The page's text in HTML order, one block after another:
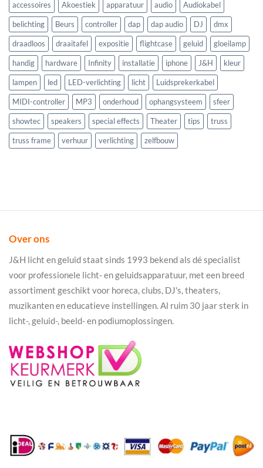
accessoires Akoestiek apparatuur audio Audiokabel
belichting Beurs controller dap dap audio DJ dmx
draadloos draaitafel expositie flightcase geluid gloeilamp
handig hardware Infinity installatie iphone J&H kleur
lampen led LED-verlichting licht Luidsprekerkabel
MIDI-controller MP3 onderhoud ophangsysteem sfeer
showtec speakers special effects Theater tips truss
truss frame verhuur verlichting zelfbouw
Over ons
J&H licht en geluid staat sinds 1993 bekend als dé specialist
voor professionele licht- en geluidsapparatuur, met een breed
assortiment geschikt voor horeca, clubs, DJ's, theaters,
muzikanten en educatieve instellingen. Al ruim 30 jaar sterk in
licht-, geluid-, beeld- en podiumoplossingen.